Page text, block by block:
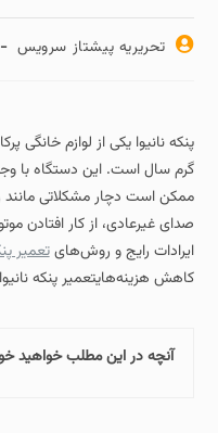
تحریریه پیشتاز سرویس
پنکه نانیوا یکی از لوازم
گرم سال است. این دستگاه با
ممکن است دچار مشکلاتی
صدای غیرعادی، از کار افتادن
ایرادات رایج و روش‌هایتعمیر
کاهش هزینه‌هایتعمیر پنکه
آنچه در این مطلب خواهید